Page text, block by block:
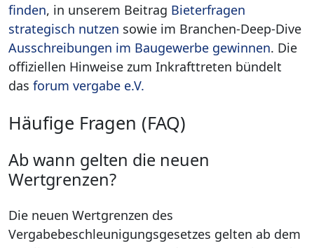
finden, in unserem Beitrag Bieterfragen
strategisch nutzen sowie im Branchen-Deep-Dive
Ausschreibungen im Baugewerbe gewinnen. Die
offiziellen Hinweise zum Inkrafttreten bündelt
das forum vergabe e.V.
Häufige Fragen (FAQ)
Ab wann gelten die neuen
Wertgrenzen?
Die neuen Wertgrenzen des
Vergabebeschleunigungsgesetzes gelten ab dem